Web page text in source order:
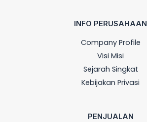
INFO PERUSAHAAN
Company Profile
Visi Misi
Sejarah Singkat
Kebijakan Privasi
PENJUALAN